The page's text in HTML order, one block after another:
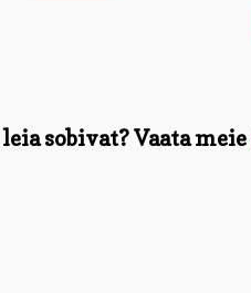
sobivat? Vaata meie